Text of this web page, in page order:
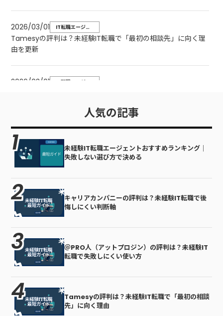
2026/03/01
IT転職エージェ
ントのレビュー
Tamesyの評判は？未経験IT転職で「最初の相談先」に向く理
由を更新
2026/03/01
IT転職エージェ
も迷わない見方
2026/03/01
ントのレビュー
一覧｜未経験で
キャリアカンパニーの評判は？未経験IT転職で後悔しにくい判
断軸を更新
2026/02/11
退職・生活が不
安な未経験IT転
職｜損しない順
番の作り方
後悔したくない…未経験IT転職で“納得”を作る判断基準を更新
人気の記事
未経験IT転職エージェントおすすめランキング｜
失敗しない選び方で決める
キャリアカンパニーの評判は？未経験IT転職で後
悔しにくい判断軸
＠PRO人（アットプロジン）の評判は？未経験IT
転職で失敗しにくい使い方
Tamesyの評判は？未経験IT転職で「最初の相談
先」に向く理由